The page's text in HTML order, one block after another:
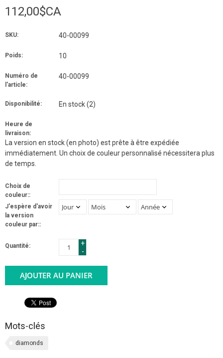
112,00$CA
SKU: 40-00099
Poids: 10
Numéro de
l'article:
40-00099
Disponibilité: En stock(2)
Heure de
livraison:
La version en stock (en photo) est prête à être expédiée
immédiatement. Un choix de couleur personnalisé nécessitera plus
de temps.
Choix de
couleur::
J'espère d'avoir
la version
couleur par::
Quantité:
+
-
AJOUTER AU PANIER
Mots-clés
diamonds